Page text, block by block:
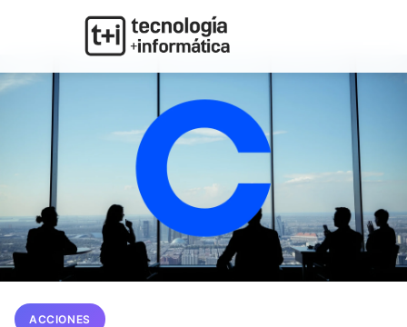
ACCIONES